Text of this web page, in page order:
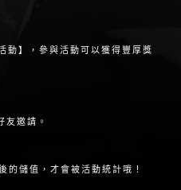
動】，參與活動可以獲得豐厚獎
友邀請。
的儲值，才會被活動統計哦！